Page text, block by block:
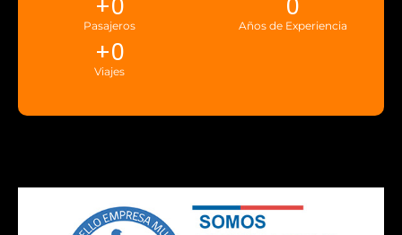
Pasajeros
+0
Años de Experiencia
0
Viajes
+0